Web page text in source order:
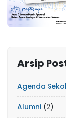
Arsip
Agenda
Alumni (2)